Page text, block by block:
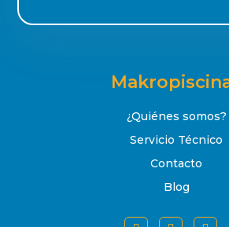
¿Quiénes somos?
Servicio Técnico
Contacto
Blog